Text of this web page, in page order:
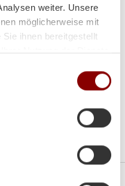
weiter. Unsere
möglicherweise mit
ihnen bereitgestellt
Nutzung der Dienste
Uhr